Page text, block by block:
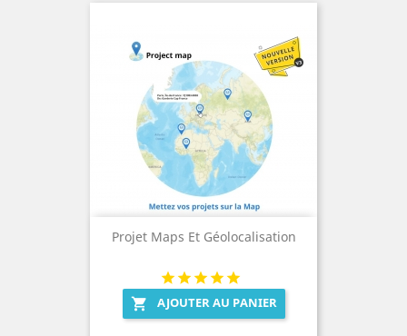
Projet Maps Et Géolocalisation
 AJOUTER AU PANIER